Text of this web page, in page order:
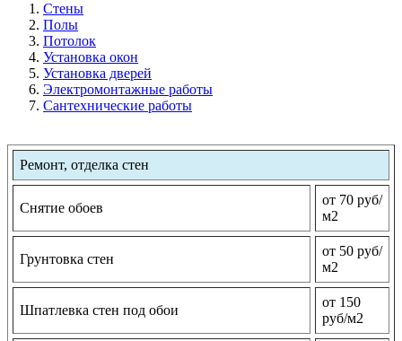
Стены
Полы
Потолок
Установка окон
Установка дверей
Электромонтажные работы
Сантехнические работы
Ремонт, отделка стен
Снятие обоев
от 70 руб/
м2
Грунтовка стен
от 50 руб/
м2
Шпатлевка стен под обои
от 150
руб/м2